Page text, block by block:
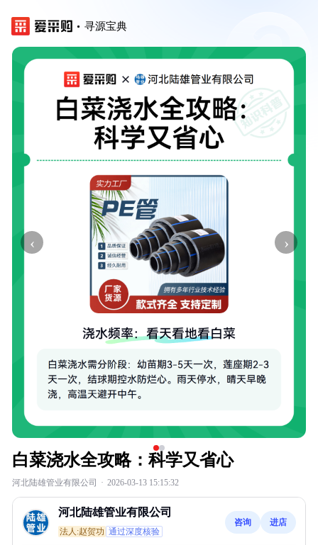
寻源宝典
‹ ›
白菜浇水全攻略：科学又省心
河北陆雄管业有限公司 · 2026-03-13 15:15:32
河北陆雄管业有限公司
法人:赵贺功 通过深度核验
咨询 进店